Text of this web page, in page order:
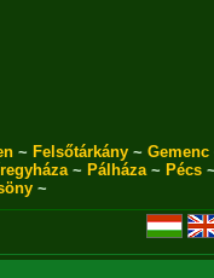
~ Felsőtárkány ~ Gemenc
~ Pálháza~ Pécs~
~